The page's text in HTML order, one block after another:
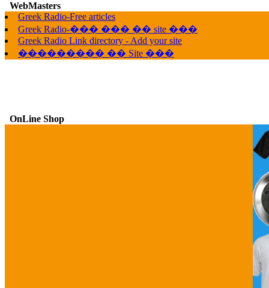
WebMasters
Greek Radio-Free articles
Greek Radio-��� ��� �� site ���
Greek Radio Link directory - Add your site
��������� �� Site ���
OnLine Shop